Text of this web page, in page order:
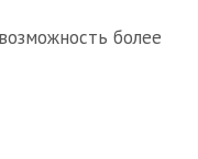
более